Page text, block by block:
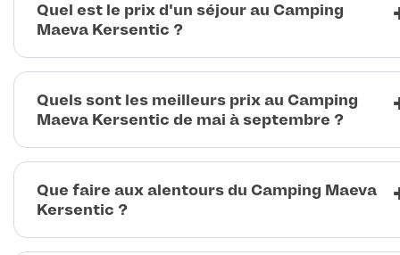
Quel est le prix d'un séjour au Camping
Maeva Kersentic ?
Quels sont les meilleurs prix au Camping
Maeva Kersentic de mai à septembre ?
Que faire aux alentours du Camping Maeva
Kersentic ?